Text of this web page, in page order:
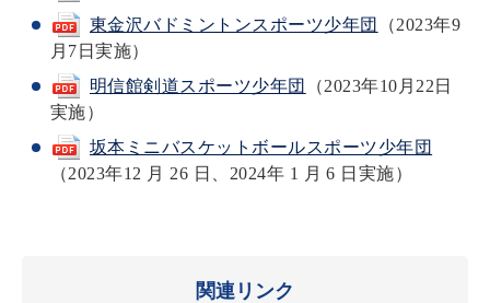
東金沢バドミントンスポーツ少年団
（2023年9
月7日実施）
明信館剣道スポーツ少年団
（2023年10月22日
実施）
坂本ミニバスケットボールスポーツ少年団
（2023年12 月 26 日、2024年 1 月 6 日実施）
関連リンク